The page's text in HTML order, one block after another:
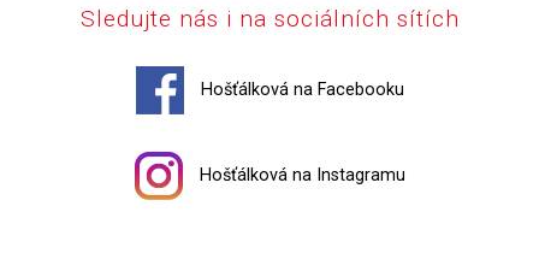
Sledujte nás i na sociálních sítích
Hošťálková na Facebooku
Hošťálková na Instagramu